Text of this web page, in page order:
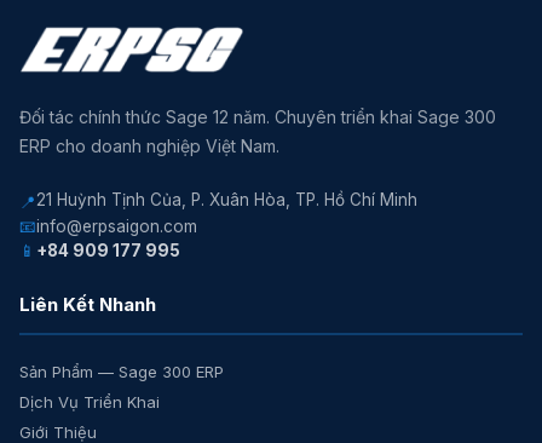
Đối tác chính thức Sage 12 năm. Chuyên triển khai Sage 300
ERP cho doanh nghiệp Việt Nam.
📍21 Huỳnh Tịnh Của, P. Xuân Hòa, TP. Hồ Chí Minh
📧info@erpsaigon.com
📱 +84 909 177 995
Liên Kết Nhanh
Sản Phẩm — Sage 300 ERP
Dịch Vụ Triển Khai
Giới Thiệu